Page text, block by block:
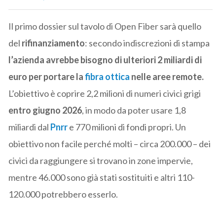
Il primo dossier sul tavolo di Open Fiber sarà quello
del rifinanziamento: secondo indiscrezioni di stampa
l’azienda avrebbe bisogno di ulteriori 2 miliardi di
euro per portare lafibra ottica nelle aree remote.
L’obiettivo è coprire 2,2 milioni di numeri civici grigi
entro giugno 2026, in modo da poter usare 1,8
miliardi dal Pnrre 770 milioni di fondi propri. Un
obiettivo non facile perché molti – circa 200.000 – dei
civici da raggiungere si trovano in zone impervie,
mentre 46.000 sono già stati sostituiti e altri 110-
120.000 potrebbero esserlo.